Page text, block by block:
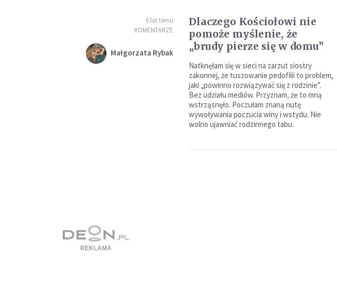
6 lat temu
KOMENTARZE
Małgorzata Rybak
Dlaczego Kościołowi nie
pomoże myślenie, że
„brudy pierze się w domu”
Natknęłam się w sieci na zarzut siostry
zakonnej, że tuszowanie pedofilii to problem,
jaki „powinno rozwiązywać się z rodzinie”.
Bez udziału mediów. Przyznam, że to mną
wstrząsnęło. Poczułam znaną nutę
wywoływania poczucia winy i wstydu. Nie
wolno ujawniać rodzinnego tabu.